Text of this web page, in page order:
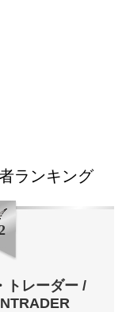
ランキング
トレーダー /